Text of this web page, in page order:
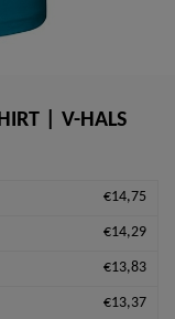
| V-HALS
€14,75
€14,29
€13,83
€13,37